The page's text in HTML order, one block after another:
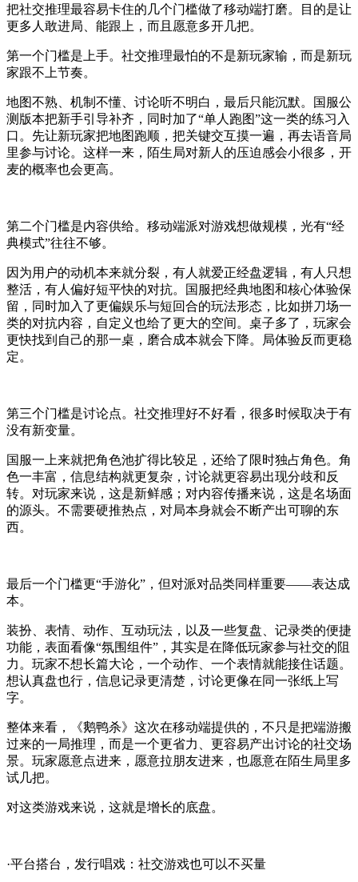
把社交推理最容易卡住的几个门槛做了移动端打磨。目的是让
更多人敢进局、能跟上，而且愿意多开几把。
第一个门槛是上手。社交推理最怕的不是新玩家输，而是新玩
家跟不上节奏。
地图不熟、机制不懂、讨论听不明白，最后只能沉默。国服公
测版本把新手引导补齐，同时加了“单人跑图”这一类的练习入
口。先让新玩家把地图跑顺，把关键交互摸一遍，再去语音局
里参与讨论。这样一来，陌生局对新人的压迫感会小很多，开
麦的概率也会更高。
第二个门槛是内容供给。移动端派对游戏想做规模，光有“经
典模式”往往不够。
因为用户的动机本来就分裂，有人就爱正经盘逻辑，有人只想
整活，有人偏好短平快的对抗。国服把经典地图和核心体验保
留，同时加入了更偏娱乐与短回合的玩法形态，比如拼刀场一
类的对抗内容，自定义也给了更大的空间。桌子多了，玩家会
更快找到自己的那一桌，磨合成本就会下降。局体验反而更稳
定。
第三个门槛是讨论点。社交推理好不好看，很多时候取决于有
没有新变量。
国服一上来就把角色池扩得比较足，还给了限时独占角色。角
色一丰富，信息结构就更复杂，讨论就更容易出现分歧和反
转。对玩家来说，这是新鲜感；对内容传播来说，这是名场面
的源头。不需要硬推热点，对局本身就会不断产出可聊的东
西。
最后一个门槛更“手游化”，但对派对品类同样重要——表达成
本。
装扮、表情、动作、互动玩法，以及一些复盘、记录类的便捷
功能，表面看像“氛围组件”，其实是在降低玩家参与社交的阻
力。玩家不想长篇大论，一个动作、一个表情就能接住话题。
想认真盘也行，信息记录更清楚，讨论更像在同一张纸上写
字。
整体来看，《鹅鸭杀》这次在移动端提供的，不只是把端游搬
过来的一局推理，而是一个更省力、更容易产出讨论的社交场
景。玩家愿意点进来，愿意拉朋友进来，也愿意在陌生局里多
试几把。
对这类游戏来说，这就是增长的底盘。
·平台搭台，发行唱戏：社交游戏也可以不买量